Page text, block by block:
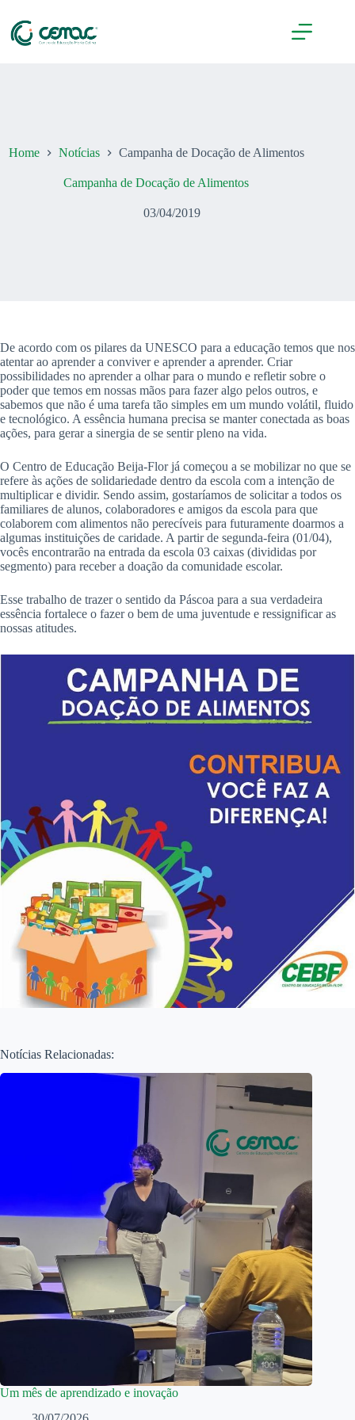
para
conteúdo
Home Notícias Campanha de Docação de Alimentos
Campanha de Docação de Alimentos
03/04/2019
De acordo com os pilares da UNESCO para a educação temos que nos
atentar ao aprender a conviver e aprender a aprender. Criar
possibilidades no aprender a olhar para o mundo e refletir sobre o
poder que temos em nossas mãos para fazer algo pelos outros, e
sabemos que não é uma tarefa tão simples em um mundo volátil, fluido
e tecnológico. A essência humana precisa se manter conectada as boas
ações, para gerar a sinergia de se sentir pleno na vida.
O Centro de Educação Beija-Flor já começou a se mobilizar no que se
refere às ações de solidariedade dentro da escola com a intenção de
multiplicar e dividir. Sendo assim, gostaríamos de solicitar a todos os
familiares de alunos, colaboradores e amigos da escola para que
colaborem com alimentos não perecíveis para futuramente doarmos a
algumas instituições de caridade. A partir de segunda-feira (01/04),
vocês encontrarão na entrada da escola 03 caixas (divididas por
segmento) para receber a doação da comunidade escolar.
Esse trabalho de trazer o sentido da Páscoa para a sua verdadeira
essência fortalece o fazer o bem de uma juventude e ressignificar as
nossas atitudes.
Notícias Relacionadas:
Um mês de aprendizado e inovação